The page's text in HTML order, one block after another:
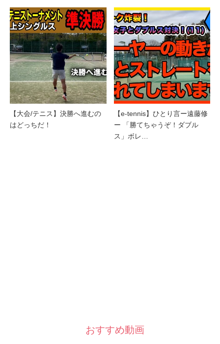
【大会/テニス】決勝へ進むの
はどっちだ！
【e-tennis】ひとり言ー遠藤修
ー 「勝てちゃうぞ！ダブル
ス」ボレ…
おすすめ動画